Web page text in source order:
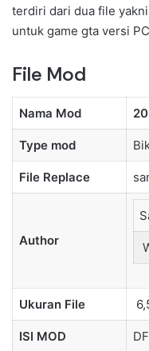
terdiri dari dua file
untuk game gta versi
File Mod
Nama Mod
Type mod
File Replace
Author
Ukuran File
ISI MOD